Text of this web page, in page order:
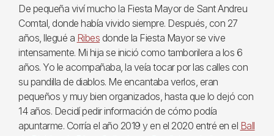
De pequeña viví mucho la Fiesta Mayor de Sant Andreu
Comtal, donde había vivido siempre. Después, con 27
años, llegué a Ribes donde la Fiesta Mayor se vive
intensamente. Mi hija se inició como tamborilera a los 6
años. Yo le acompañaba, la veía tocar por las calles con
su pandilla de diablos. Me encantaba verlos, eran
pequeños y muy bien organizados, hasta que lo dejó con
14 años. Decidí pedir información de cómo podía
apuntarme. Corría el año 2019 y en el 2020 entré en el Ball